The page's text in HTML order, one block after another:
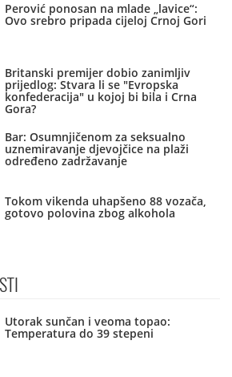
Perović ponosan na mlade „lavice“:
Ovo srebro pripada cijeloj Crnoj Gori
Britanski premijer dobio zanimljiv
prijedlog: Stvara li se "Evropska
konfederacija" u kojoj bi bila i Crna
Gora?
Bar: Osumnjičenom za seksualno
uznemiravanje djevojčice na plaži
određeno zadržavanje
Tokom vikenda uhapšeno 88 vozača,
gotovo polovina zbog alkohola
Utorak sunčan i veoma topao:
Temperatura do 39 stepeni